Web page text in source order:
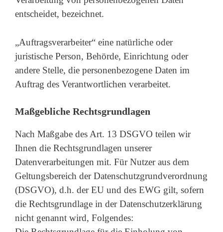
entscheidet, bezeichnet.
„Auftragsverarbeiter“ eine natürliche oder
juristische Person, Behörde, Einrichtung oder
andere Stelle, die personenbezogene Daten im
Auftrag des Verantwortlichen verarbeitet.
Maßgebliche Rechtsgrundlagen
Nach Maßgabe des Art. 13 DSGVO teilen wir
Ihnen die Rechtsgrundlagen unserer
Datenverarbeitungen mit. Für Nutzer aus dem
Geltungsbereich der Datenschutzgrundverordnung
(DSGVO), d.h. der EU und des EWG gilt, sofern
die Rechtsgrundlage in der Datenschutzerklärung
nicht genannt wird, Folgendes: